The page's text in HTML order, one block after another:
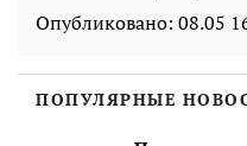
Опубликовано: 08.05
ПОПУЛЯРНЫЕ